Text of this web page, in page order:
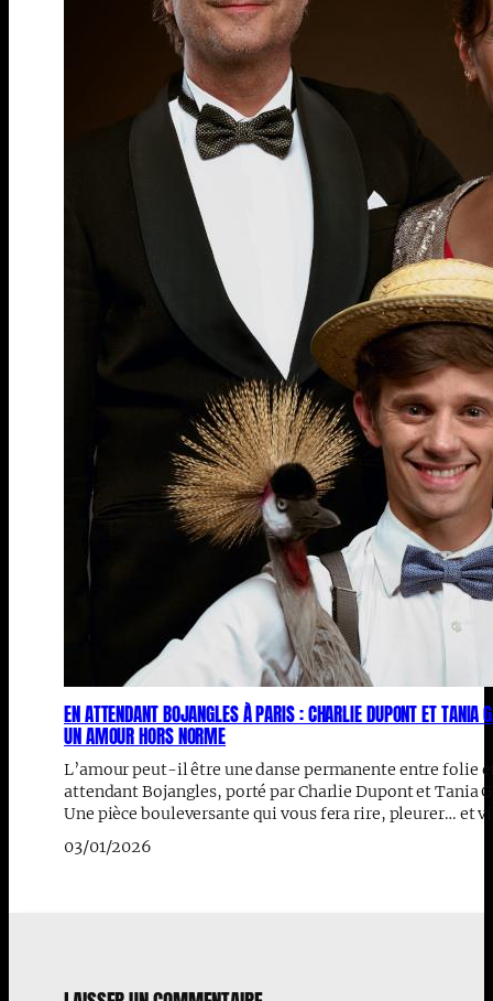
EN ATTENDANT BOJANGLES À PARIS : CHARLIE DUPONT ET TANIA
UN AMOUR HORS NORME
L’amour peut-il être une danse permanente entre folie
attendant Bojangles, porté par Charlie Dupont et Tania
Une pièce bouleversante qui vous fera rire, pleurer… et
03/01/2026